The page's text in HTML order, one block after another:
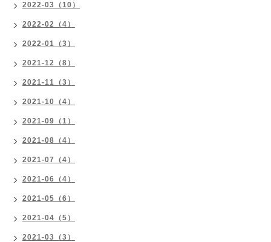
2022-03（10）
2022-02（4）
2022-01（3）
2021-12（8）
2021-11（3）
2021-10（4）
2021-09（1）
2021-08（4）
2021-07（4）
2021-06（4）
2021-05（6）
2021-04（5）
2021-03（3）